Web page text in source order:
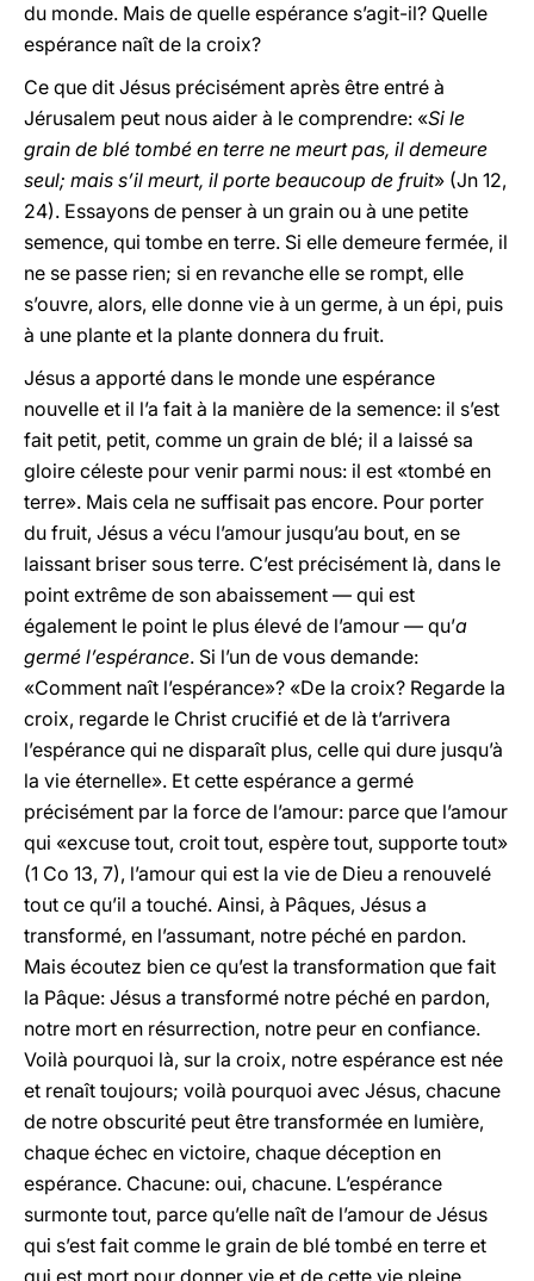
du monde. Mais de quelle espérance s’agit-il? Quelle
espérance naît de la croix?
Ce que dit Jésus précisément après être entré à
Jérusalem peut nous aider à le comprendre: «Si le
grain de blé tombé en terre ne meurt pas, il demeure
seul; mais s’il meurt, il porte beaucoup de fruit» (Jn 12,
24). Essayons de penser à un grain ou à une petite
semence, qui tombe en terre. Si elle demeure fermée, il
ne se passe rien; si en revanche elle se rompt, elle
s’ouvre, alors, elle donne vie à un germe, à un épi, puis
à une plante et la plante donnera du fruit.
Jésus a apporté dans le monde une espérance
nouvelle et il l’a fait à la manière de la semence: il s’est
fait petit, petit, comme un grain de blé; il a laissé sa
gloire céleste pour venir parmi nous: il est «tombé en
terre». Mais cela ne suffisait pas encore. Pour porter
du fruit, Jésus a vécu l’amour jusqu’au bout, en se
laissant briser sous terre. C’est précisément là, dans le
point extrême de son abaissement — qui est
également le point le plus élevé de l’amour — qu’a
germé l’espérance. Si l’un de vous demande:
«Comment naît l’espérance»? «De la croix? Regarde la
croix, regarde le Christ crucifié et de là t’arrivera
l’espérance qui ne disparaît plus, celle qui dure jusqu’à
la vie éternelle». Et cette espérance a germé
précisément par la force de l’amour: parce que l’amour
qui «excuse tout, croit tout, espère tout, supporte tout»
(1 Co 13, 7), l’amour qui est la vie de Dieu a renouvelé
tout ce qu’il a touché. Ainsi, à Pâques, Jésus a
transformé, en l’assumant, notre péché en pardon.
Mais écoutez bien ce qu’est la transformation que fait
la Pâque: Jésus a transformé notre péché en pardon,
notre mort en résurrection, notre peur en confiance.
Voilà pourquoi là, sur la croix, notre espérance est née
et renaît toujours; voilà pourquoi avec Jésus, chacune
de notre obscurité peut être transformée en lumière,
chaque échec en victoire, chaque déception en
espérance. Chacune: oui, chacune. L’espérance
surmonte tout, parce qu’elle naît de l’amour de Jésus
qui s’est fait comme le grain de blé tombé en terre et
qui est mort pour donner vie et de cette vie pleine